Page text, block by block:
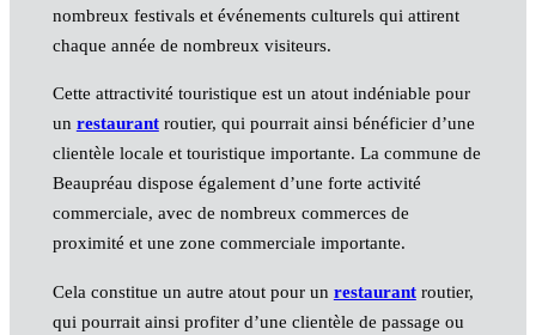
nombreux festivals et événements culturels qui attirent
chaque année de nombreux visiteurs.
Cette attractivité touristique est un atout indéniable pour
un restaurantroutier, qui pourrait ainsi bénéficier d’une
clientèle locale et touristique importante. La commune de
Beaupréau dispose également d’une forte activité
commerciale, avec de nombreux commerces de
proximité et une zone commerciale importante.
Cela constitue un autre atout pour un restaurantroutier,
qui pourrait ainsi profiter d’une clientèle de passage ou